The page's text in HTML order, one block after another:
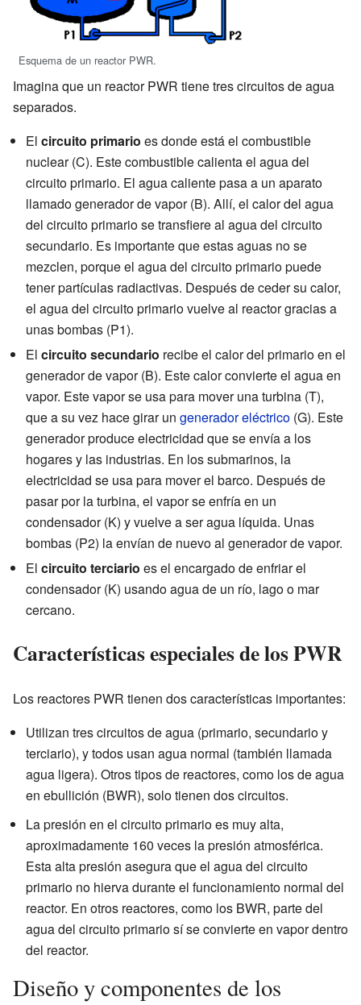
Esquema de un reactor PWR.
Imagina que un reactor PWR tiene tres circuitos de agua
separados.
El circuito primario es donde está el combustible
nuclear (C). Este combustible calienta el agua del
circuito primario. El agua caliente pasa a un aparato
llamado generador de vapor (B). Allí, el calor del agua
del circuito primario se transfiere al agua del circuito
secundario. Es importante que estas aguas no se
mezclen, porque el agua del circuito primario puede
tener partículas radiactivas. Después de ceder su calor,
el agua del circuito primario vuelve al reactor gracias a
unas bombas (P1).
El circuito secundario recibe el calor del primario en el
generador de vapor (B). Este calor convierte el agua en
vapor. Este vapor se usa para mover una turbina (T),
que a su vez hace girar un generador eléctrico (G). Este
generador produce electricidad que se envía a los
hogares y las industrias. En los submarinos, la
electricidad se usa para mover el barco. Después de
pasar por la turbina, el vapor se enfría en un
condensador (K) y vuelve a ser agua líquida. Unas
bombas (P2) la envían de nuevo al generador de vapor.
El circuito terciario es el encargado de enfriar el
condensador (K) usando agua de un río, lago o mar
cercano.
Características especiales de los PWR
Los reactores PWR tienen dos características importantes:
Utilizan tres circuitos de agua (primario, secundario y
terciario), y todos usan agua normal (también llamada
agua ligera). Otros tipos de reactores, como los de agua
en ebullición (BWR), solo tienen dos circuitos.
La presión en el circuito primario es muy alta,
aproximadamente 160 veces la presión atmosférica.
Esta alta presión asegura que el agua del circuito
primario no hierva durante el funcionamiento normal del
reactor. En otros reactores, como los BWR, parte del
agua del circuito primario sí se convierte en vapor dentro
del reactor.
Diseño y componentes de los